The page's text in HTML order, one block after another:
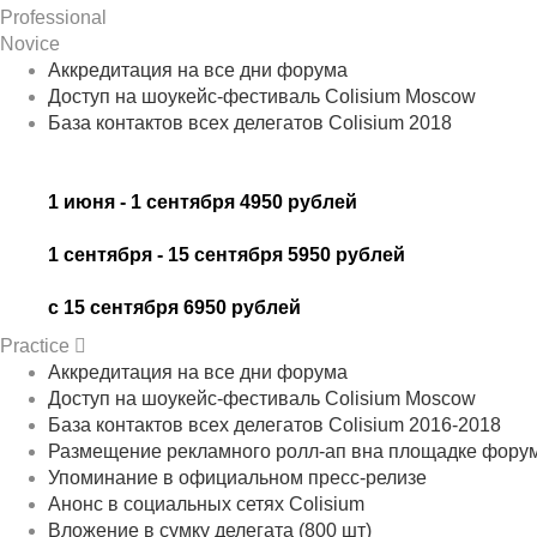
Professional
Novice
Аккредитация на все дни форума
Доступ на шоукейс-фестиваль Colisium Moscow
База контактов всех делегатов Colisium 2018
1 июня - 1 сентября 4950 рублей
1 сентября - 15 сентября 5950 рублей
с 15 сентября 6950 рублей
Practice
Аккредитация на все дни форума
Доступ на шоукейс-фестиваль Colisium Moscow
База контактов всех делегатов Colisium 2016-2018
Размещение рекламного ролл-ап вна площадке
Упоминание в официальном пресс-релизе
Анонс в социальных сетях Colisium
Вложение в сумку делегата (800 шт)